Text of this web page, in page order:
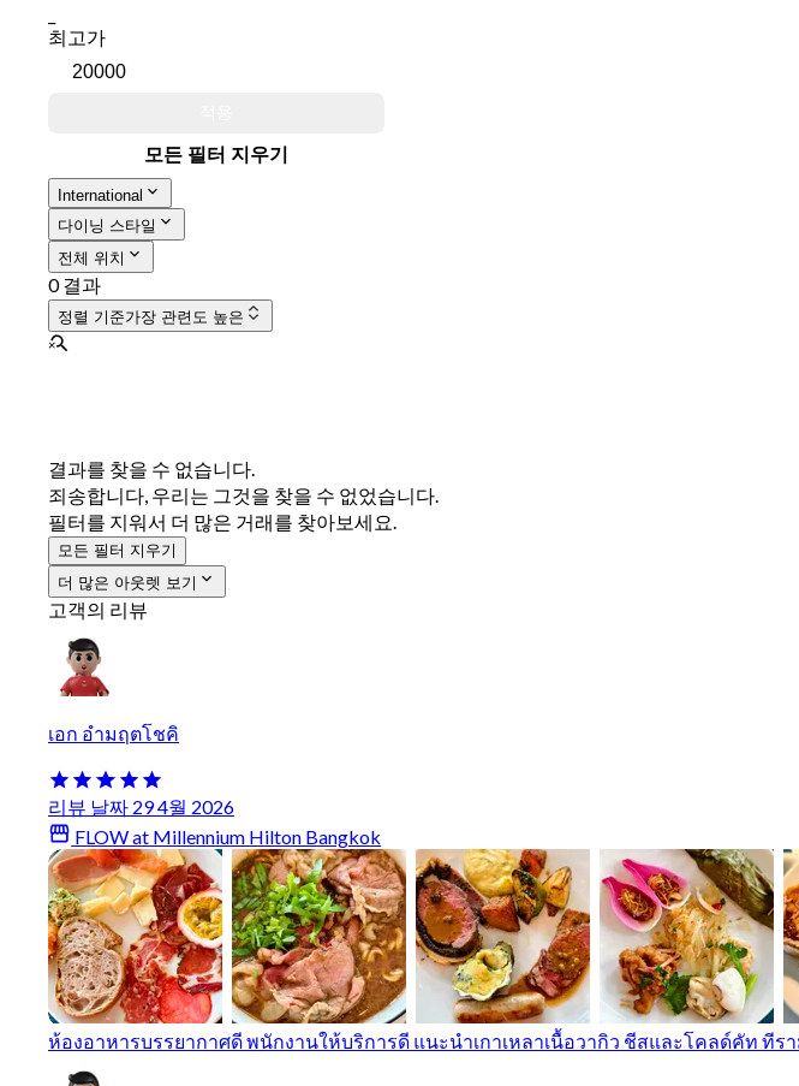
최고가
모든 필터 지우기
International
다이닝 스타일
전체 위치
0 결과
정렬 기준가장 관련도 높은
결과를 찾을 수 없습니다.
죄송합니다, 우리는 그것을 찾을 수 없었습니다.
필터를 지워서 더 많은 거래를 찾아보세요.
모든 필터 지우기
더 많은 아웃렛 보기
고객의 리뷰
เอก อำมฤตโชคิ
리뷰 날짜 29 4월 2026
FLOW at Millennium Hilton Bangkok
ห้องอาหารบรรยากาศดี พนักงานให้บริการดี แนะนำเกาเหลาเนื้อวากิว ชีสและโคลด์คัท ทีร